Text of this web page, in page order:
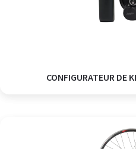
CONFIGURATEUR DE